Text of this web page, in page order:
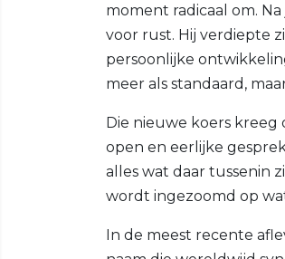
moment radicaal om.
voor rust. Hij verdiepte
persoonlijke
meer als standaard,
Die nieuwe koers kreeg
open en eerlijke
alles wat daar tussenin
wordt ingezoomd op
In de meest recente